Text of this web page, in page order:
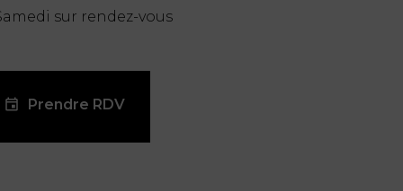
sur rendez-vous
Prendre RDV